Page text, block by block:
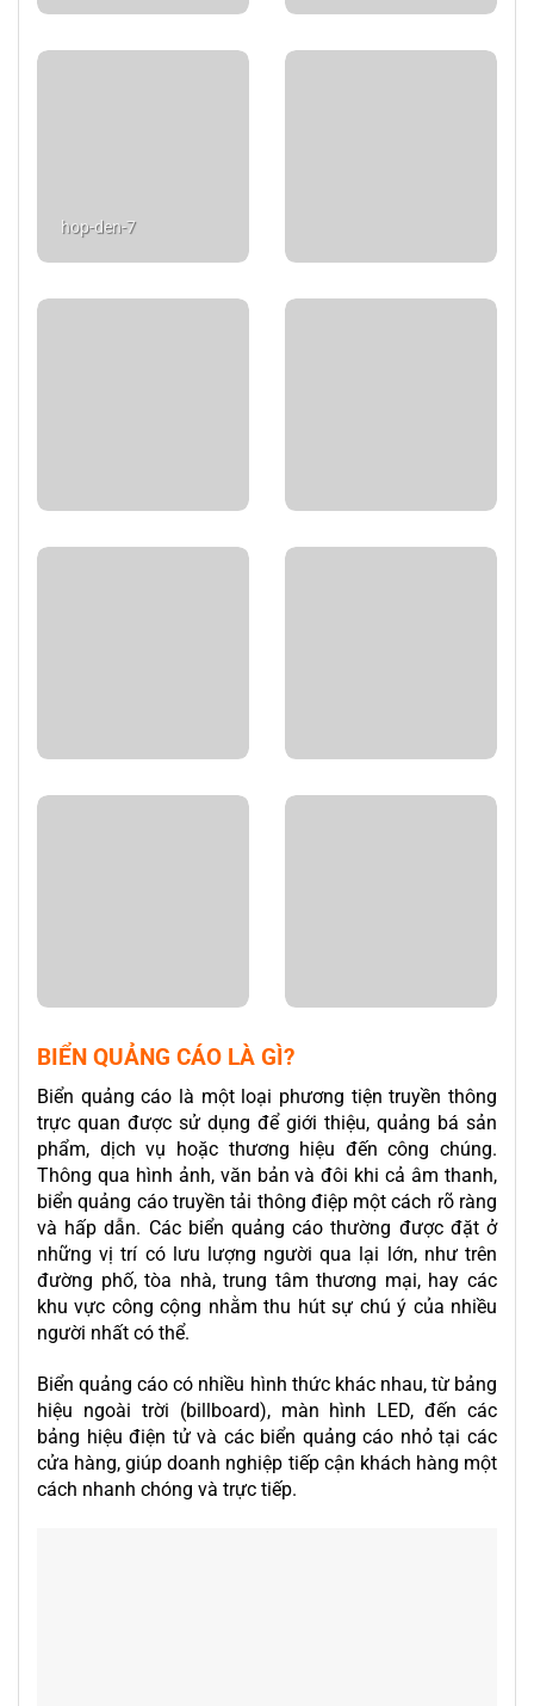
hop-den-7
BIỂN QUẢNG CÁO LÀ GÌ?
Biển quảng cáo là một loại phương tiện truyền thông
trực quan được sử dụng để giới thiệu, quảng bá sản
phẩm, dịch vụ hoặc thương hiệu đến công chúng.
Thông qua hình ảnh, văn bản và đôi khi cả âm thanh,
biển quảng cáo truyền tải thông điệp một cách rõ ràng
và hấp dẫn. Các biển quảng cáo thường được đặt ở
những vị trí có lưu lượng người qua lại lớn, như trên
đường phố, tòa nhà, trung tâm thương mại, hay các
khu vực công cộng nhằm thu hút sự chú ý của nhiều
người nhất có thể.
Biển quảng cáo có nhiều hình thức khác nhau, từ bảng
hiệu ngoài trời (billboard), màn hình LED, đến các
bảng hiệu điện tử và các biển quảng cáo nhỏ tại các
cửa hàng, giúp doanh nghiệp tiếp cận khách hàng một
cách nhanh chóng và trực tiếp.